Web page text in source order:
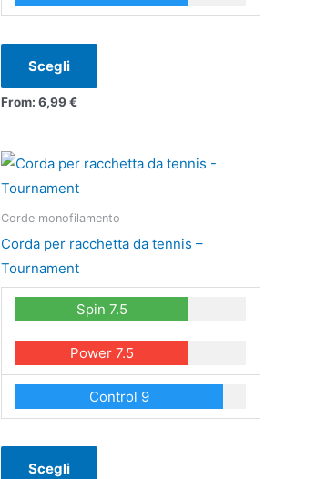
Scegli
nella
From: 6,99€
Corde monofilamento
Corda per racchetta da tennis –
Tournament
Spin 7.5
Power 7.5
Control 9
Scegli
Questo
ha
più
Le
opzioni
possono
essere
scelte
nella